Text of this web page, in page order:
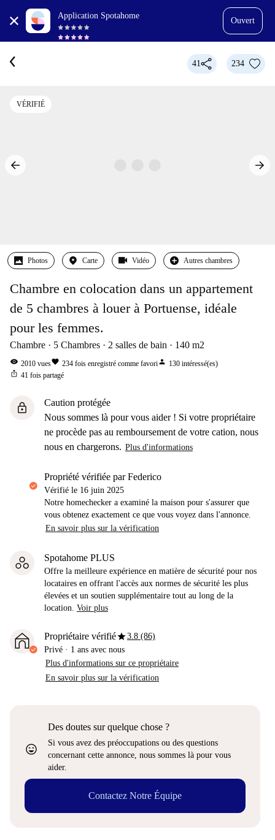
Application Spotahome
Ouvert
41 234
VÉRIFIÉ
Photos Carte Vidéo Autres chambres
Chambre en colocation dans un appartement
de 5 chambres à louer à Portuense, idéale
pour les femmes.
Chambre 5 Chambres 2 salles de bain 140 m2
visibility 2010 vuesfavorite 234 fois enregistré comme favoriperson 130 intéressé(es)
ios_share 41 fois partagé
lock
Caution protégée
Nous sommes là pour vous aider ! Si votre propriétaire
ne procède pas au remboursement de votre cation, nous
nous en chargerons. Plus d'informations
propriété vérifiée par Federico
Vérifié le 16 juin 2025
Notre homechecker a examiné la maison pour s'assurer que
vous obtenez exactement ce que vous voyez dans l'annonce.
En savoir plus sur la vérification
Spotahome PLUS
Offre la meilleure expérience en matière de sécurité pour nos
locataires en offrant l'accès aux normes de sécurité les plus
élevées et un soutien supplémentaire tout au long de la
location. Voir plus
Propriétaire vérifiéstar3.8 (86)
Privé · 1 ans avec nous
Plus d'informations sur ce propriétaire
En savoir plus sur la vérification
sentiment_very_satisfied
Des doutes sur quelque chose ?
Si vous avez des préoccupations ou des questions
concernant cette annonce, nous sommes là pour vous
aider.
Contactez Notre Équipe